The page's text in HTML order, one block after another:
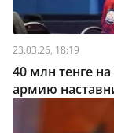
23.03.26, 18:19
40 млн тенге
армию